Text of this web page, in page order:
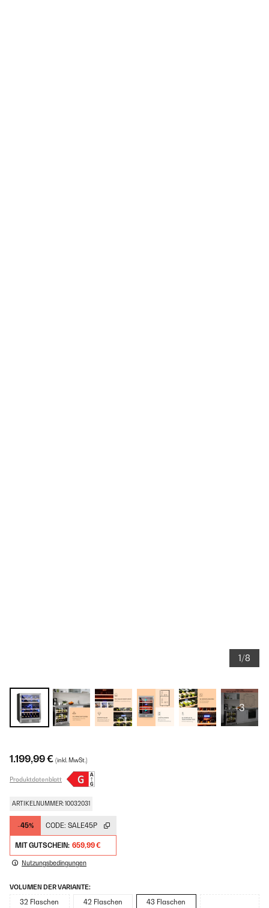
1/8
+3
1.199,99 € (inkl. MwSt.)
Produktdatenblatt
ARTIKELNUMMER: 10032031
-45% CODE: SALE45P
MIT GUTSCHEIN: 659,99 €
Nutzungsbedingungen
VOLUMEN DER VARIANTE:
32 Flaschen 42 Flaschen 43 Flaschen